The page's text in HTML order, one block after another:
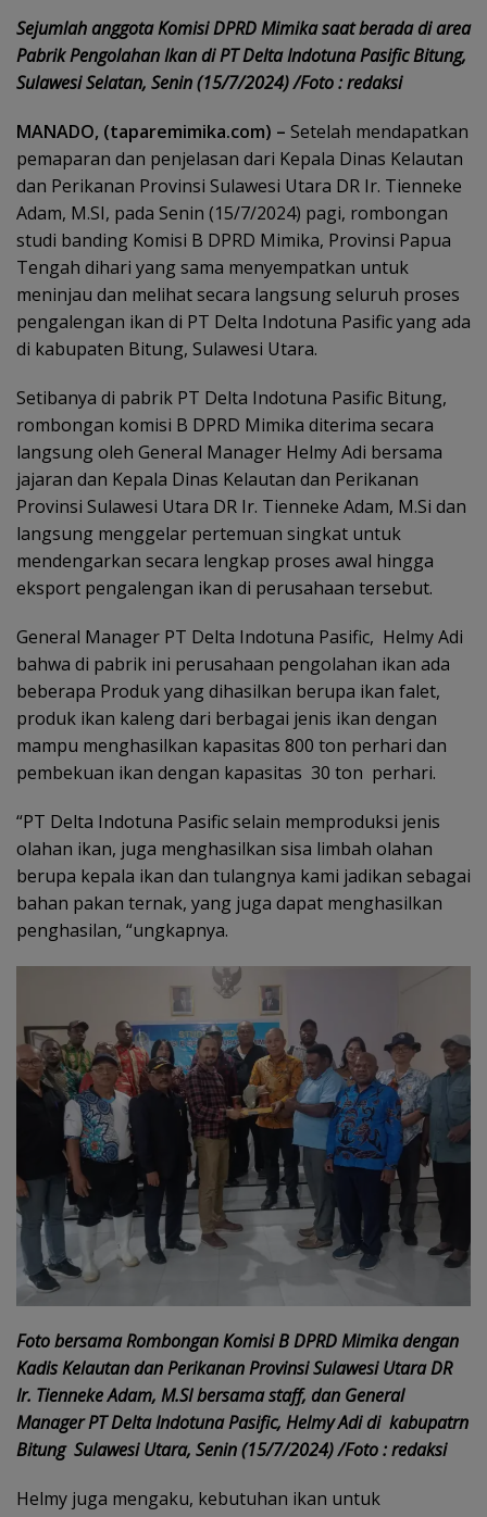
Sejumlah anggota Komisi DPRD Mimika saat berada di area
Pabrik Pengolahan Ikan di PT Delta Indotuna Pasific Bitung,
Sulawesi Selatan, Senin (15/7/2024) /Foto : redaksi
MANADO, (taparemimika.com) – Setelah mendapatkan
pemaparan dan penjelasan dari Kepala Dinas Kelautan
dan Perikanan Provinsi Sulawesi Utara DR Ir. Tienneke
Adam, M.SI, pada Senin (15/7/2024) pagi, rombongan
studi banding Komisi B DPRD Mimika, Provinsi Papua
Tengah dihari yang sama menyempatkan untuk
meninjau dan melihat secara langsung seluruh proses
pengalengan ikan di PT Delta Indotuna Pasific yang ada
di kabupaten Bitung, Sulawesi Utara.
Setibanya di pabrik PT Delta Indotuna Pasific Bitung,
rombongan komisi B DPRD Mimika diterima secara
langsung oleh General Manager Helmy Adi bersama
jajaran dan Kepala Dinas Kelautan dan Perikanan
Provinsi Sulawesi Utara DR Ir. Tienneke Adam, M.Si dan
langsung menggelar pertemuan singkat untuk
mendengarkan secara lengkap proses awal hingga
eksport pengalengan ikan di perusahaan tersebut.
General Manager PT Delta Indotuna Pasific, Helmy Adi
bahwa di pabrik ini perusahaan pengolahan ikan ada
beberapa Produk yang dihasilkan berupa ikan falet,
produk ikan kaleng dari berbagai jenis ikan dengan
mampu menghasilkan kapasitas 800 ton perhari dan
pembekuan ikan dengan kapasitas 30 ton perhari.
“PT Delta Indotuna Pasific selain memproduksi jenis
olahan ikan, juga menghasilkan sisa limbah olahan
berupa kepala ikan dan tulangnya kami jadikan sebagai
bahan pakan ternak, yang juga dapat menghasilkan
penghasilan, “ungkapnya.
Foto bersama Rombongan Komisi B DPRD Mimika dengan
Kadis Kelautan dan Perikanan Provinsi Sulawesi Utara DR
Ir. Tienneke Adam, M.SI bersama staff, dan General
Manager PT Delta Indotuna Pasific, Helmy Adi di kabupatrn
Bitung Sulawesi Utara, Senin (15/7/2024) /Foto : redaksi
Helmy juga mengaku, kebutuhan ikan untuk